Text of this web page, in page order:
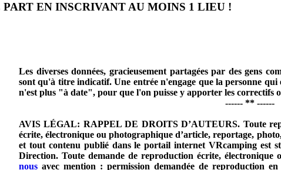
EN INSCRIVANT AU MOINS 1 LIEU !
Les diverses données, gracieusement partagées par des gens
sont qu'à titre indicatif. Une entrée n'engage que la personne qui
n'est plus "à date", pour que l'on puisse y apporter les correctifs
------ ** ------
AVIS LÉGAL: RAPPEL DE DROITS D’AUTEURS. Toute
écrite, électronique ou photographique d’article, reportage,
et tout contenu publié dans le portail internet VRcamping est
Direction. Toute demande de reproduction écrite, électronique
nous avec mention : permission demandée de reproduction